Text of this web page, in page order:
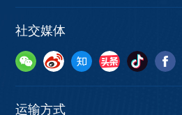
社交媒体
运输方式